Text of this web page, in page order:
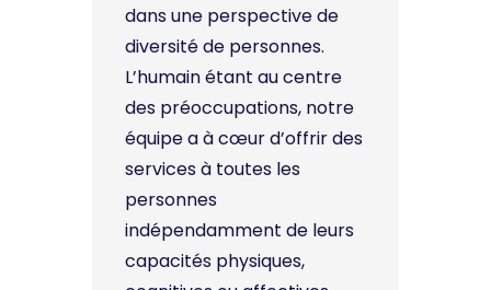
dans une perspective de
diversité de personnes.
L’humain étant au centre
des préoccupations, notre
équipe a à cœur d’offrir des
services à toutes les
personnes
indépendamment de leurs
capacités physiques,